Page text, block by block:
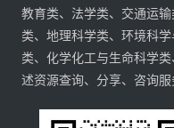
教育类、法学类、交通运
类、地理科学类、环境科
类、化学化工与生命科学
述资源查询、分享、咨询服